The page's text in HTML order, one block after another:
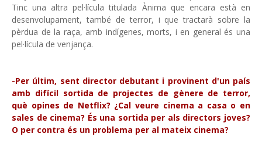
Tinc una altra pel·lícula titulada Ànima que encara està en
desenvolupament, també de terror, i que tractarà sobre la
pèrdua de la raça, amb indígenes, morts, i en general és una
pel·lícula de venjança.
-Per últim, sent director debutant i provinent d'un país
amb difícil sortida de projectes de gènere de terror,
què opines de Netflix? ¿Cal veure cinema a casa o en
sales de cinema? És una sortida per als directors joves?
O per contra és un problema per al mateix cinema?